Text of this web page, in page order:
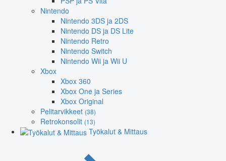
Nintendo
Nintendo 3DS ja 2DS
Nintendo DS ja DS Lite
Nintendo Retro
Nintendo Switch
Nintendo Wii ja Wii U
Xbox
Xbox 360
Xbox One ja Series
Xbox Original
Pelitarvikkeet (38)
Retrokonsolit (13)
Työkalut & Mittaus